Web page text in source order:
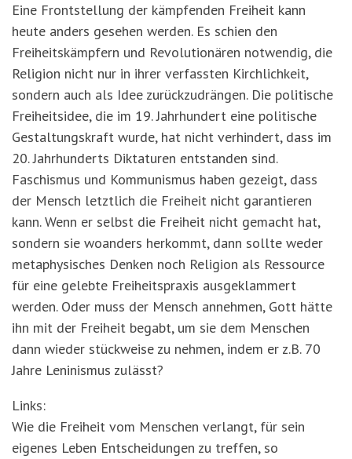
Eine Frontstellung der kämpfenden Freiheit kann
heute anders gesehen werden. Es schien den
Freiheitskämpfern und Revolutionären notwendig, die
Religion nicht nur in ihrer verfassten Kirchlichkeit,
sondern auch als Idee zurückzudrängen. Die politische
Freiheitsidee, die im 19. Jahrhundert eine politische
Gestaltungskraft wurde, hat nicht verhindert, dass im
20. Jahrhunderts Diktaturen entstanden sind.
Faschismus und Kommunismus haben gezeigt, dass
der Mensch letztlich die Freiheit nicht garantieren
kann. Wenn er selbst die Freiheit nicht gemacht hat,
sondern sie woanders herkommt, dann sollte weder
metaphysisches Denken noch Religion als Ressource
für eine gelebte Freiheitspraxis ausgeklammert
werden. Oder muss der Mensch annehmen, Gott hätte
ihn mit der Freiheit begabt, um sie dem Menschen
dann wieder stückweise zu nehmen, indem er z.B. 70
Jahre Leninismus zulässt?
Links:
Wie die Freiheit vom Menschen verlangt, für sein
eigenes Leben Entscheidungen zu treffen, so